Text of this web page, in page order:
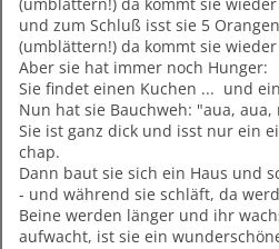
und zum Schluß isst sie 5
(umblättern!) da kommt sie
Aber sie hat immer noch Hunger:
Sie findet einen Kuchen ... und
Nun hat sie Bauchweh: "aua,
Sie ist ganz dick und isst nur ein
chap.
Dann baut sie sich ein Haus und
- und während sie schläft, da
Beine werden länger und ihr
aufwacht, ist sie ein